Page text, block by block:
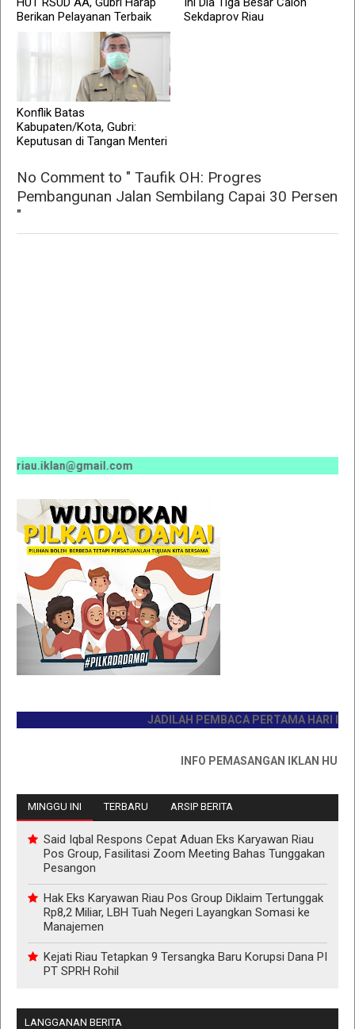
Berikan Pelayanan Terbaik
Sekdaprov Riau
Konflik Batas
Kabupaten/Kota, Gubri:
Keputusan di Tangan Menteri
No Comment to " Taufik OH: Progres
Pembangunan Jalan Sembilang Capai 30 Persen
"
JADILAH PEMBACA PERTAMA HARI INI
INFO PEMASANGAN IKLAN HUB :
MINGGU INI TERBARU ARSIP BERITA
Said Iqbal Respons Cepat Aduan Eks Karyawan Riau
Pos Group, Fasilitasi Zoom Meeting Bahas Tunggakan
Pesangon
Hak Eks Karyawan Riau Pos Group Diklaim Tertunggak
Rp8,2 Miliar, LBH Tuah Negeri Layangkan Somasi ke
Manajemen
Kejati Riau Tetapkan 9 Tersangka Baru Korupsi Dana PI
PT SPRH Rohil
LANGGANAN BERITA